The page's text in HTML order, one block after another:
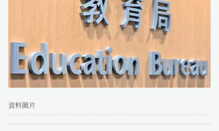
資料圖片